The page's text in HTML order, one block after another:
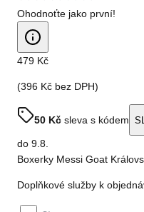
Ohodnoťte jako první!
479 Kč
(396 Kč bez DPH)
50 Kč sleva s kódem
do 9.8.
Boxerky Messi Goat
Doplňkové služby k